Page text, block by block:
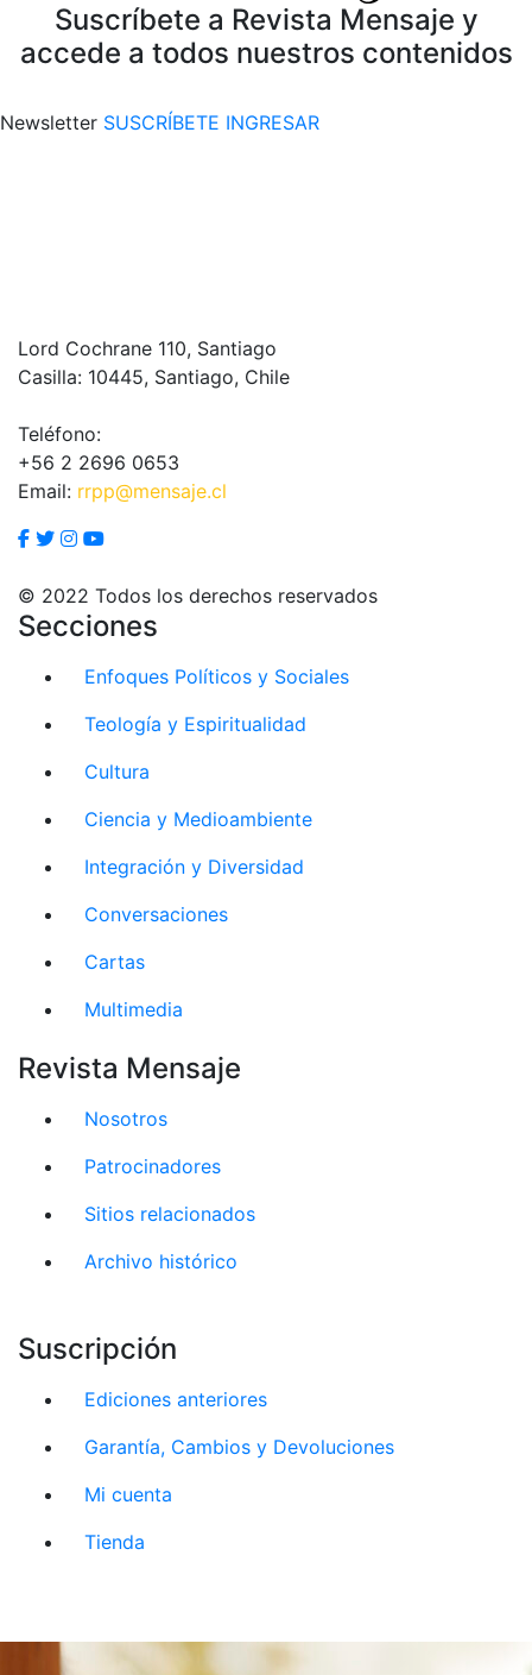
Suscríbete a Revista Mensaje y
accede a todos nuestros contenidos
Newsletter SUSCRÍBETE INGRESAR
Lord Cochrane 110, Santiago
Casilla: 10445, Santiago, Chile
Teléfono:
+56 2 2696 0653
Email: rrpp@mensaje.cl
© 2022 Todos los derechos reservados
Secciones
Enfoques Políticos y Sociales
Teología y Espiritualidad
Cultura
Ciencia y Medioambiente
Integración y Diversidad
Conversaciones
Cartas
Multimedia
Revista Mensaje
Nosotros
Patrocinadores
Sitios relacionados
Archivo histórico
Suscripción
Ediciones anteriores
Garantía, Cambios y Devoluciones
Mi cuenta
Tienda